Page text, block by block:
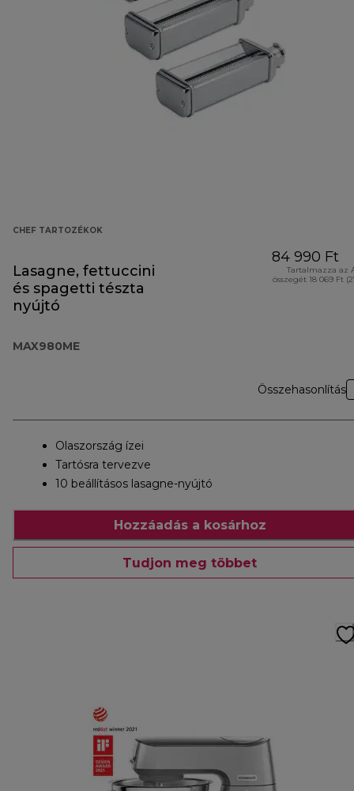
CHEF TARTOZÉKOK
Lasagne, fettuccini
és spagetti tészta
nyújtó
MAX980ME
84 990 Ft
Tartalmazza az
összegét 18 069 Ft
Összehasonlítás
Olaszország ízei
Tartósra tervezve
10 beállításos lasagne-nyújtó
Hozzáadás a kosárhoz
Tudjon meg többet